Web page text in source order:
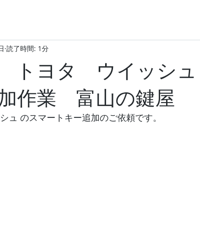
トヨタ ウイッシ
作業 富山の鍵屋
読了時間: 1分
ュ のスマートキー追加のご依頼です。